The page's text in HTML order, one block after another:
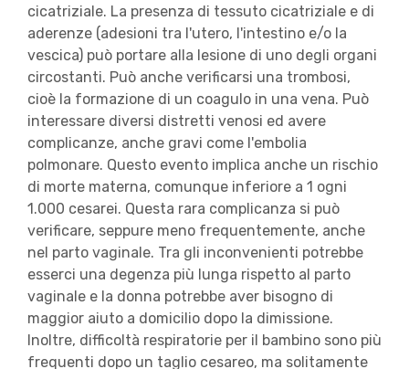
cicatriziale. La presenza di tessuto cicatriziale e di
aderenze (adesioni tra l'utero, l'intestino e/o la
vescica) può portare alla lesione di uno degli organi
circostanti. Può anche verificarsi una trombosi,
cioè la formazione di un coagulo in una vena. Può
interessare diversi distretti venosi ed avere
complicanze, anche gravi come l'embolia
polmonare. Questo evento implica anche un rischio
di morte materna, comunque inferiore a 1 ogni
1.000 cesarei. Questa rara complicanza si può
verificare, seppure meno frequentemente, anche
nel parto vaginale. Tra gli inconvenienti potrebbe
esserci una degenza più lunga rispetto al parto
vaginale e la donna potrebbe aver bisogno di
maggior aiuto a domicilio dopo la dimissione.
Inoltre, difficoltà respiratorie per il bambino sono più
frequenti dopo un taglio cesareo, ma solitamente